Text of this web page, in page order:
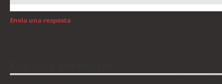
Envia una resposta